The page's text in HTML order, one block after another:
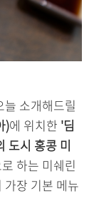
소개해드릴
)에 위치한 '딤
도시 홍콩 미
하는 미쉐린
장 기본 메뉴